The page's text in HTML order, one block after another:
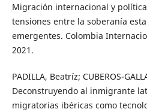
Migración internacional y
tensiones entre la soberanía
emergentes. Colombia
2021.
PADILLA, Beatríz; CUBEROS-
Deconstruyendo al inmigrante
migratorias ibéricas como